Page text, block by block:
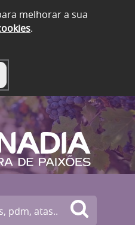
melhorar a sua
.